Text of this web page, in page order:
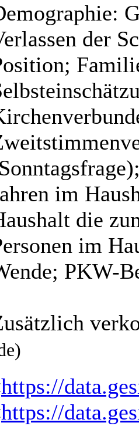
der
im
die
im
PKW-
https://
https://